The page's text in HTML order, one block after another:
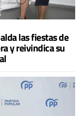
las fiestas de
y reivindica su